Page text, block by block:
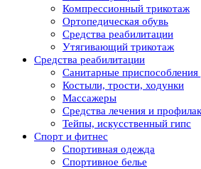
Компрессионный трикотаж
Ортопедическая обувь
Средства реабилитации
Утягивающий трикотаж
Средства реабилитации
Cанитарные приспособления
Костыли, трости, ходунки
Массажеры
Средства лечения и
Тейпы, искусственный гипс
Спорт и фитнес
Спортивная одежда
Спортивное белье